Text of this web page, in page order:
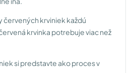
červených krviniek každú
krvinka potrebuje viac než
si predstavte ako proces v